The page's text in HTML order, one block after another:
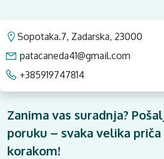
Sopotaka.7, Zadarska, 23000
patacaneda41@gmail.com
+385919747814
Zanima vas suradnja?
poruku – svaka velika
korakom!